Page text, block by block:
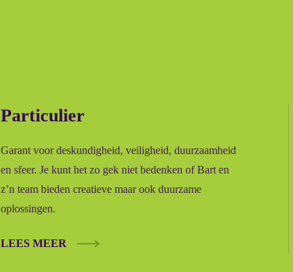
Particulier
Garant voor deskundigheid, veiligheid, duurzaamheid
en sfeer. Je kunt het zo gek niet bedenken of Bart en
z’n team bieden creatieve maar ook duurzame
oplossingen.
LEES MEER